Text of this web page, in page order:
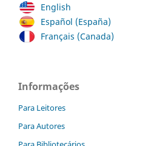
English
Español (España)
Français (Canada)
Informações
Para Leitores
Para Autores